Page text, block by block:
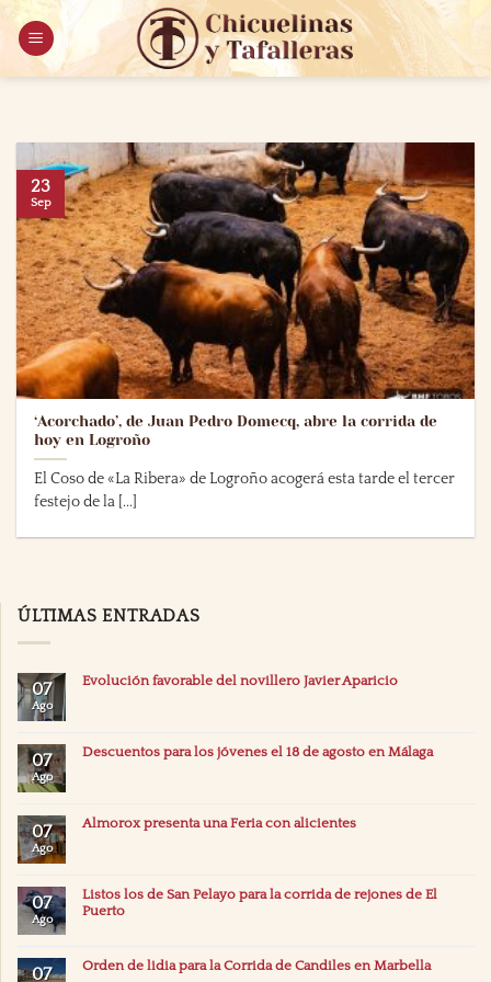
Saltar
contenido
‘Acorchado’, de Juan Pedro Domecq, abre la corrida de
hoy en Logroño
El Coso de «La Ribera» de Logroño acogerá esta tarde el tercer
festejo de la [...]
23
Sep
ÚLTIMAS ENTRADAS
07
Ago
Evolución favorable del novillero Javier Aparicio
07
Ago
Descuentos para los jóvenes el 18 de agosto en Málaga
07
Ago
Almorox presenta una Feria con alicientes
07
Ago
Listos los de San Pelayo para la corrida de rejones de El
Puerto
07 Orden de lidia para la Corrida de Candiles en Marbella